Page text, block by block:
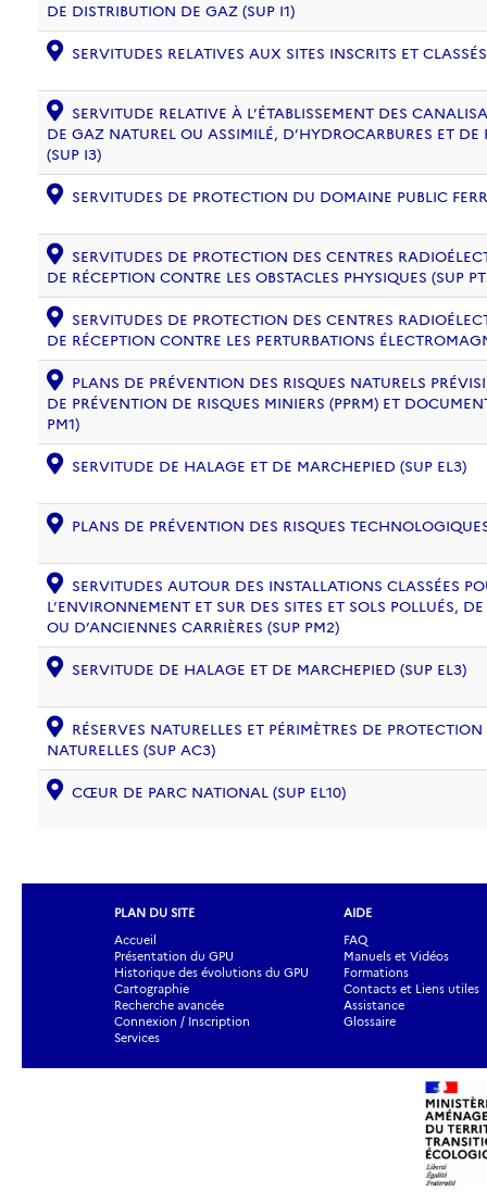
DE DISTRIBUTION DE GAZ (SUP I1)
SERVITUDES RELATIVES AUX SITES INSCRITS ET
SERVITUDE RELATIVE À L’ÉTABLISSEMENT DES
DE GAZ NATUREL OU ASSIMILÉ, D’HYDROCARBURES ET
(SUP I3)
SERVITUDES DE PROTECTION DU DOMAINE PUBLIC
SERVITUDES DE PROTECTION DES CENTRES
DE RÉCEPTION CONTRE LES OBSTACLES PHYSIQUES (SUP
SERVITUDES DE PROTECTION DES CENTRES
DE RÉCEPTION CONTRE LES PERTURBATIONS
PLANS DE PRÉVENTION DES RISQUES NATURELS
DE PRÉVENTION DE RISQUES MINIERS (PPRM) ET
PM1)
SERVITUDE DE HALAGE ET DE MARCHEPIED (SUP EL3)
PLANS DE PRÉVENTION DES RISQUES
SERVITUDES AUTOUR DES INSTALLATIONS CLASSÉES
L’ENVIRONNEMENT ET SUR DES SITES ET SOLS POLLUÉS,
OU D’ANCIENNES CARRIÈRES (SUP PM2)
SERVITUDE DE HALAGE ET DE MARCHEPIED (SUP EL3)
RÉSERVES NATURELLES ET PÉRIMÈTRES DE
NATURELLES (SUP AC3)
CŒUR DE PARC NATIONAL (SUP EL10)
PLAN DU SITE
Accueil
Présentation du GPU
Historique des évolutions du GPU
Cartographie
Recherche avancée
Connexion / Inscription
Services
AIDE
FAQ
Manuels et Vidéos
Formations
Contacts et Liens utiles
Assistance
Glossaire